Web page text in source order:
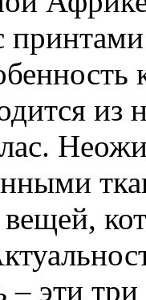
из
– эти